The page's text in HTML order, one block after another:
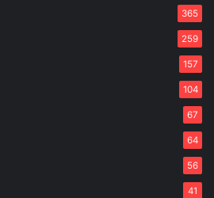
365
259
157
104
67
64
56
41